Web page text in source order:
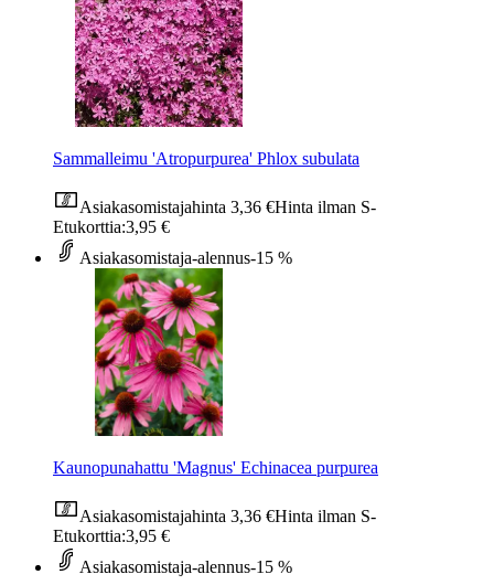
Sammalleimu 'Atropurpurea' Phlox subulata
Asiakasomistajahinta 3,36 €Hinta ilman S-
Etukorttia:3,95 €
Asiakasomistaja-alennus-15 %
Kaunopunahattu 'Magnus' Echinacea purpurea
Asiakasomistajahinta 3,36 €Hinta ilman S-
Etukorttia:3,95 €
Asiakasomistaja-alennus-15 %